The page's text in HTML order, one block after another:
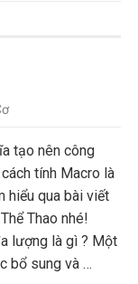
tạo nên công
tính Macro là
hiểu qua bài viết
Thao nhé!
lượng là gì ? Một
bổ sung và …